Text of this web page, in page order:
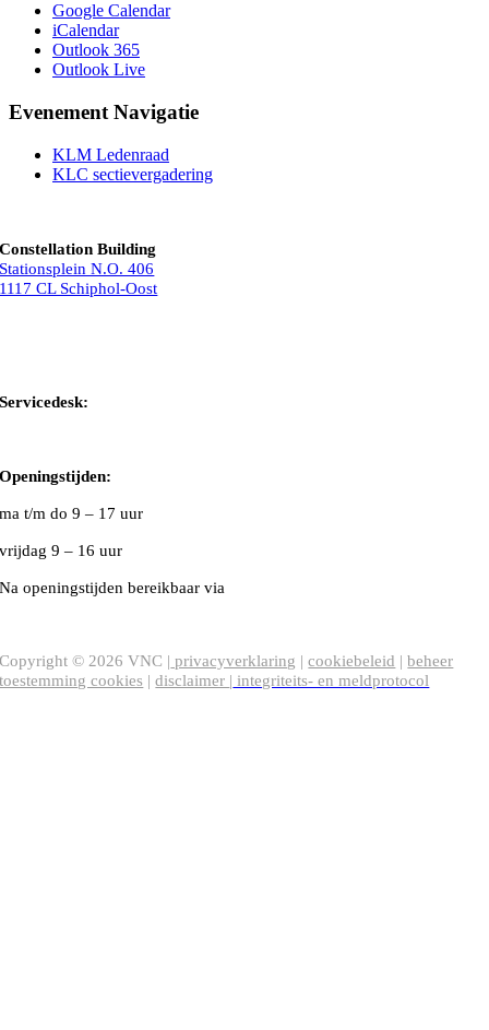
Google Calendar
iCalendar
Outlook 365
Outlook Live
Evenement Navigatie
KLM Ledenraad
KLC sectievergadering
Constellation Building
Stationsplein N.O. 406
1117 CL Schiphol-Oost
Servicedesk:
Openingstijden:
ma t/m do9 – 17 uur
vrijdag 9 – 16 uur
Na openingstijden bereikbaar via
Copyright © 2026VNC | privacyverklaring |cookiebeleid |beheer
toestemming cookies |disclaimer | integriteits- en meldprotocol